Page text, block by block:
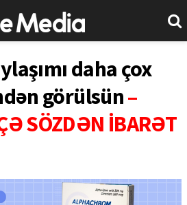
daha çox
görülsün–
SÖZDƏN İBARƏT